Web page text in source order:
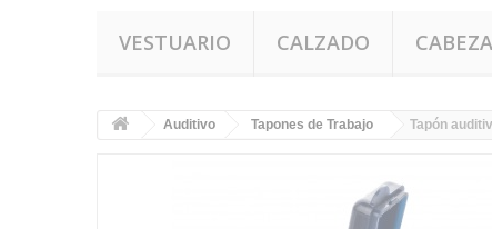
VESTUARIO CALZADO CABEZA
Auditivo Tapones de Trabajo Tapón